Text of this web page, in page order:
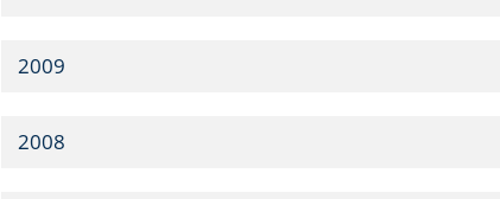
2009
2008